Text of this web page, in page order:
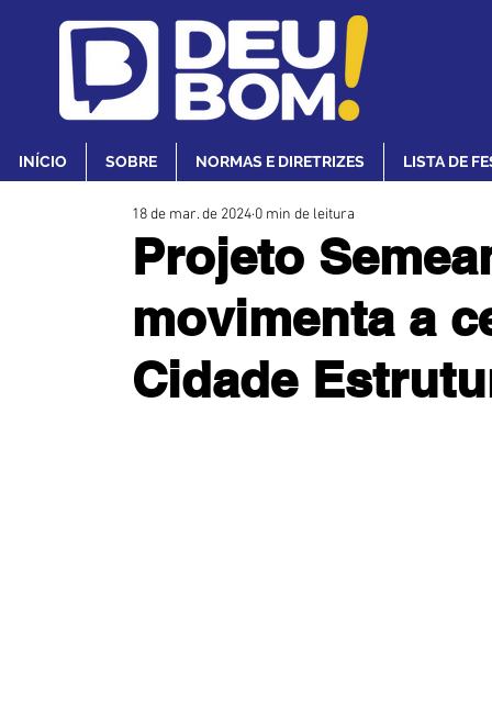
INÍCIO SOBRE NORMAS E DIRETRIZES LISTA DE
Projeto
movimenta a
Cidade
18 de mar. de 2024 0 min de leitura